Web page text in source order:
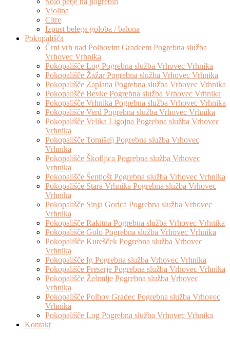
Violina
Citre
Izpust belega goloba / balona
Pokopališča
Črni vrh nad Polhovim Gradcem Pogrebna služba
Vrhovec Vrhnika
Pokopališče Log Pogrebna služba Vrhovec Vrhnika
Pokopališče Žažar Pogrebna služba Vrhovec Vrhnika
Pokopališče Zaplana Pogrebna služba Vrhovec Vrhnika
Pokopališče Bevke Pogrebna služba Vrhovec Vrhnika
Pokopališče Vrhnika Pogrebna služba Vrhovec Vrhnika
Pokopališče Verd Pogrebna služba Vrhovec Vrhnika
Pokopališče Velika Ligojna Pogrebna služba Vrhovec
Vrhnika
Pokopališče Tomišelj Pogrebna služba Vrhovec
Vrhnika
Pokopališče Škofljica Pogrebna služba Vrhovec
Vrhnika
Pokopališče Šentjošt Pogrebna služba Vrhovec Vrhnika
Pokopališče Stara Vrhnika Pogrebna služba Vrhovec
Vrhnika
Pokopališče Sinja Gorica Pogrebna služba Vrhovec
Vrhnika
Pokopališče Rakitna Pogrebna služba Vrhovec Vrhnika
Pokopališče Golo Pogrebna služba Vrhovec Vrhnika
Pokopališče Kurešček Pogrebna služba Vrhovec
Vrhnika
Pokopališče Ig Pogrebna služba Vrhovec Vrhnika
Pokopališče Preserje Pogrebna služba Vrhovec Vrhnika
Pokopališče Želimlje Pogrebna služba Vrhovec
Vrhnika
Pokopališče Polhov Gradec Pogrebna služba Vrhovec
Vrhnika
Pokopališče Log Pogrebna služba Vrhovec Vrhnika
Kontakt